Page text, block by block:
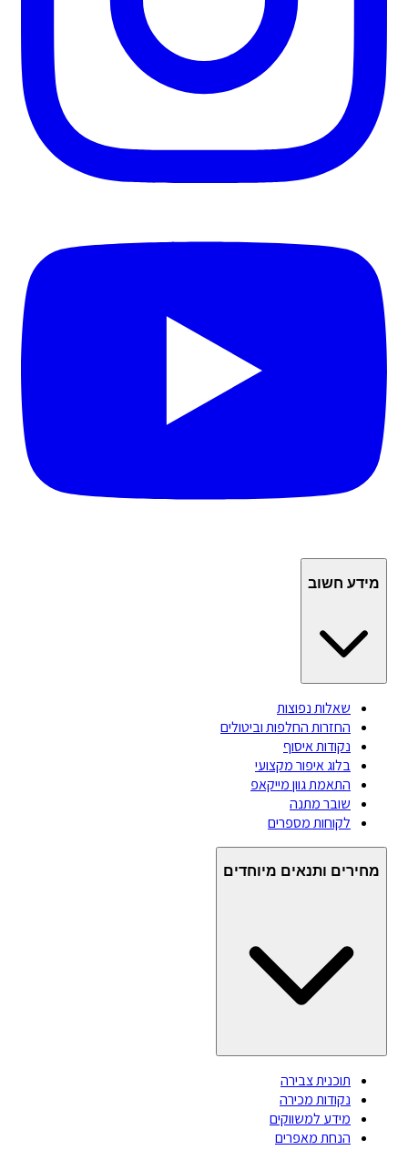
מידע חשוב
שאלות נפוצות
החזרות החלפות וביטולים
נקודות איסוף
בלוג איפור מקצועי
התאמת גוון מייקאפ
שובר מתנה
לקוחות מספרים
מחירים ותנאים מיוחדים
תוכנית צבירה
נקודות מכירה
מידע למשווקים
הנחת מאפרים